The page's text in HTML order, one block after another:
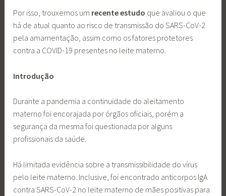
Por isso, trouxemos um recente estudo que avaliou o que
há de atual quanto ao risco de transmissão do SARS-CoV-2
pela amamentação, assim como os fatores protetores
contra a COVID-19 presentes no leite materno.
Introdução
Durante a pandemia a continuidade do aleitamento
materno foi encorajada por órgãos oficiais, porém a
segurança da mesma foi questionada por alguns
profissionais da saúde.
Há limitada evidência sobre a transmissibilidade do vírus
pelo leite materno. Inclusive, foi encontrado anticorpos IgA
contra SARS-CoV-2 no leite materno de mães positivas para